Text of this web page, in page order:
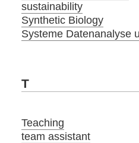
sustainability
Synthetic Biology
Systeme Datenanalyse
T
Teaching
team assistant